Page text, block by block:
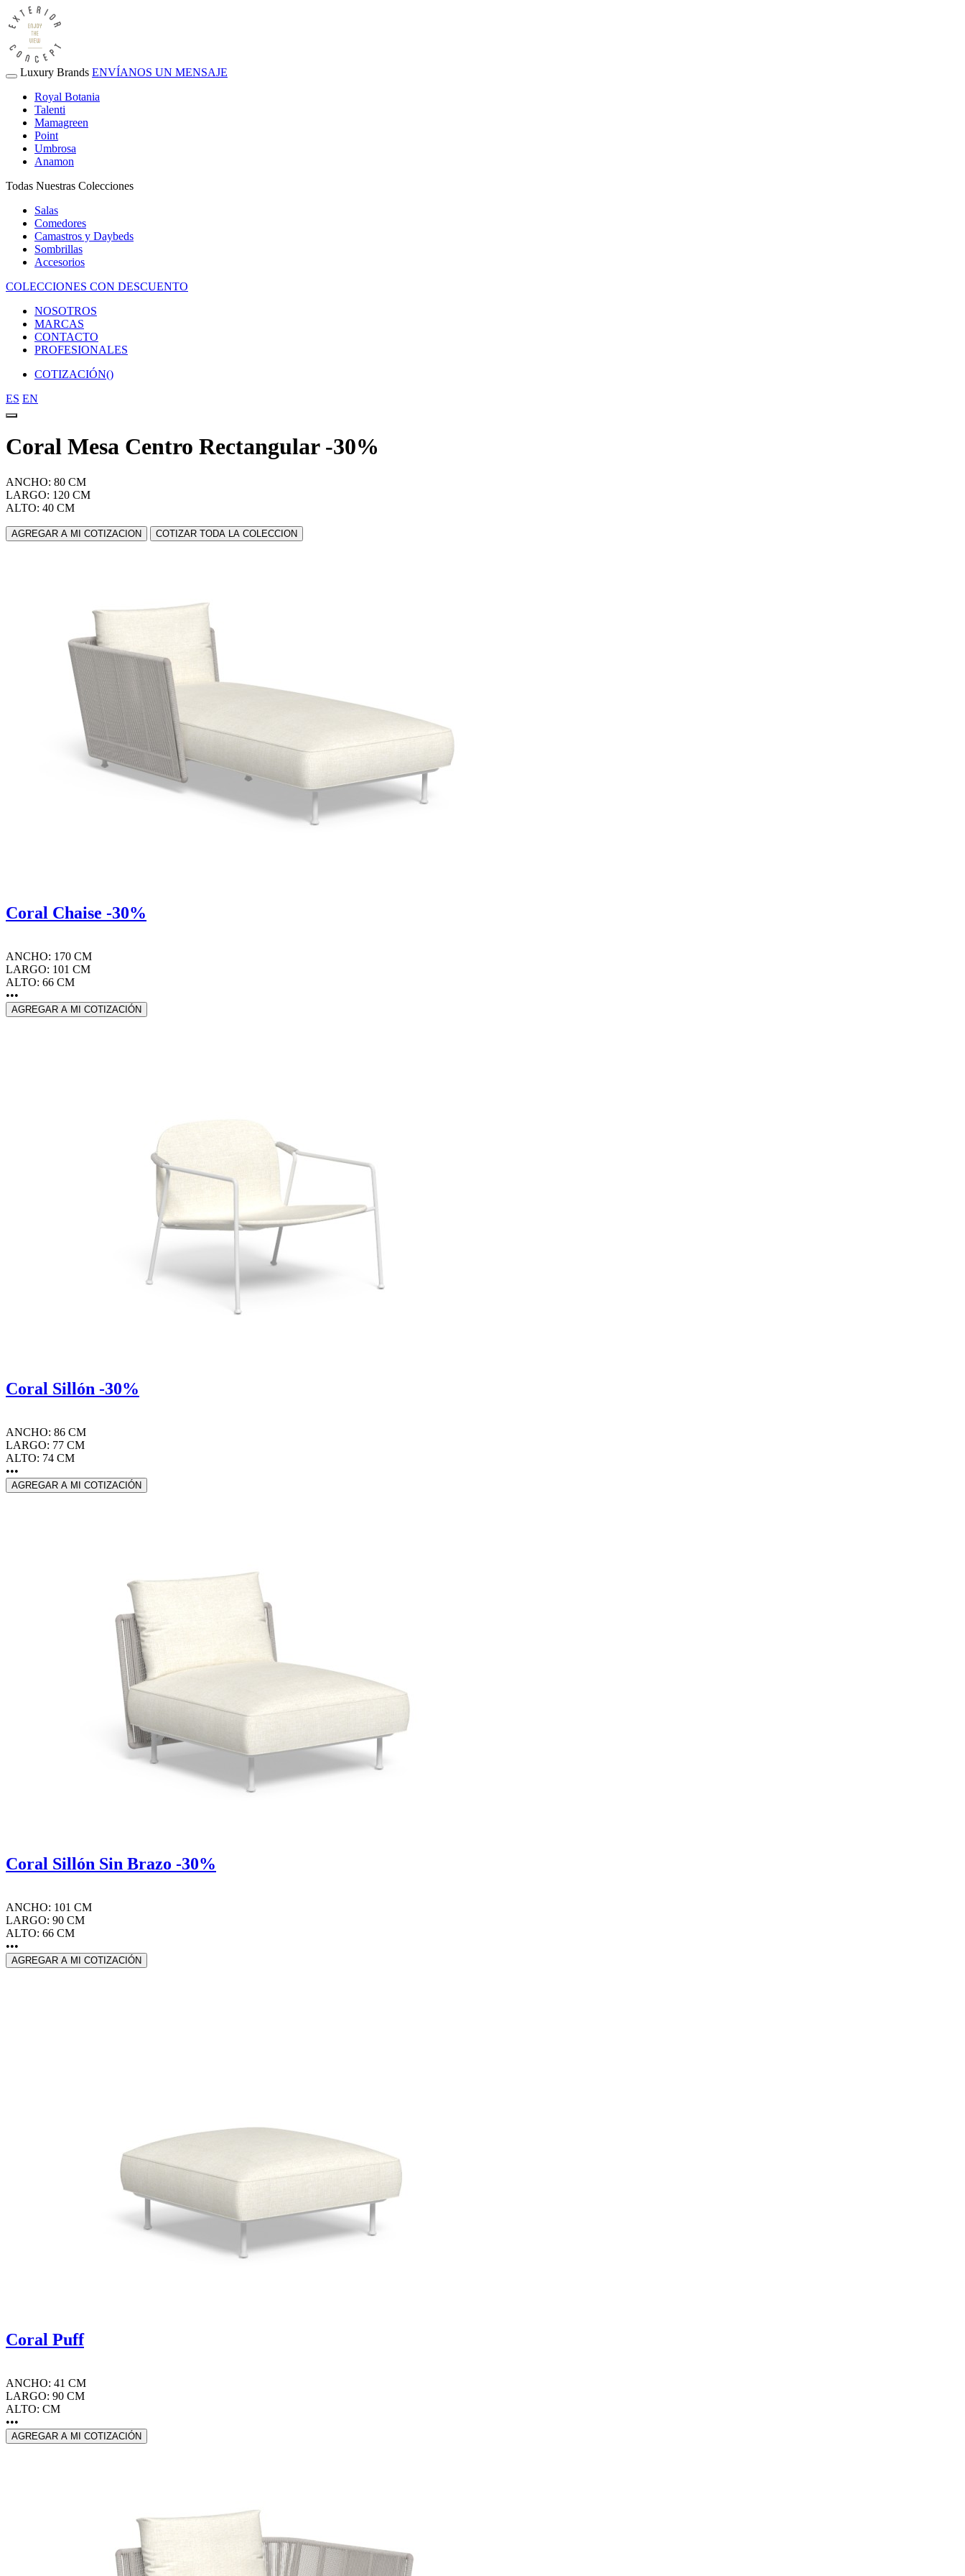
Luxury Brands ENVÍANOS UN MENSAJE
Royal Botania
Talenti
Mamagreen
Point
Umbrosa
Anamon
Todas Nuestras Colecciones
Salas
Comedores
Camastros y Daybeds
Sombrillas
Accesorios
COLECCIONES CON DESCUENTO
NOSOTROS
MARCAS
CONTACTO
PROFESIONALES
COTIZACIÓN()
ES EN
Coral Mesa Centro Rectangular -30%
ANCHO: 80 CM
LARGO: 120 CM
ALTO: 40 CM
AGREGAR A MI COTIZACION COTIZAR TODA LA COLECCION
Coral Chaise -30%
ANCHO: 170 CM
LARGO: 101 CM
ALTO: 66 CM
•••
AGREGAR A MI COTIZACIÓN
Coral Sillón -30%
ANCHO: 86 CM
LARGO: 77 CM
ALTO: 74 CM
•••
AGREGAR A MI COTIZACIÓN
Coral Sillón Sin Brazo -30%
ANCHO: 101 CM
LARGO: 90 CM
ALTO: 66 CM
•••
AGREGAR A MI COTIZACIÓN
Coral Puff
ANCHO: 41 CM
LARGO: 90 CM
ALTO: CM
•••
AGREGAR A MI COTIZACIÓN